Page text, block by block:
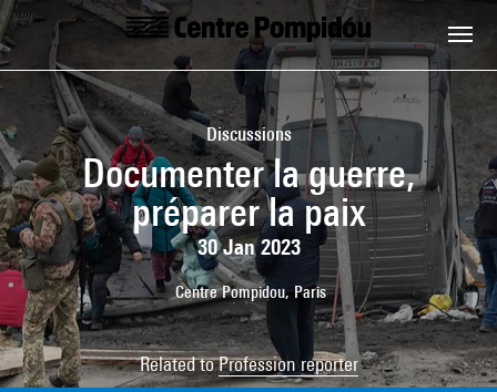
Skip to main content
Centre Pompidou
Discussions
Documenter la guerre,
préparer la paix
30 Jan 2023
Centre Pompidou, Paris
Related toProfession reporter